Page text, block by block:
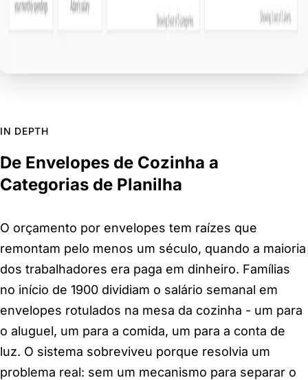
IN DEPTH
De Envelopes de Cozinha a
Categorias de Planilha
O orçamento por envelopes tem raízes que
remontam pelo menos um século, quando a maioria
dos trabalhadores era paga em dinheiro. Famílias
no início de 1900 dividiam o salário semanal em
envelopes rotulados na mesa da cozinha - um para
o aluguel, um para a comida, um para a conta de
luz. O sistema sobreviveu porque resolvia um
problema real: sem um mecanismo para separar o